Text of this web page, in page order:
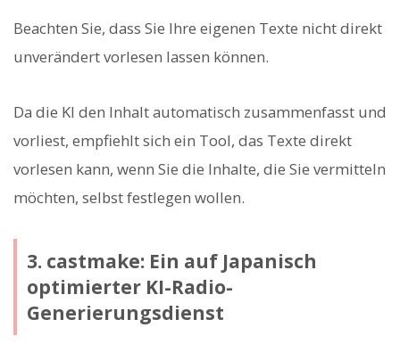
Beachten Sie, dass Sie Ihre eigenen Texte nicht direkt
unverändert vorlesen lassen können.
Da die KI den Inhalt automatisch zusammenfasst und
vorliest, empfiehlt sich ein Tool, das Texte direkt
vorlesen kann, wenn Sie die Inhalte, die Sie vermitteln
möchten, selbst festlegen wollen.
3. castmake: Ein auf Japanisch
optimierter KI-Radio-
Generierungsdienst